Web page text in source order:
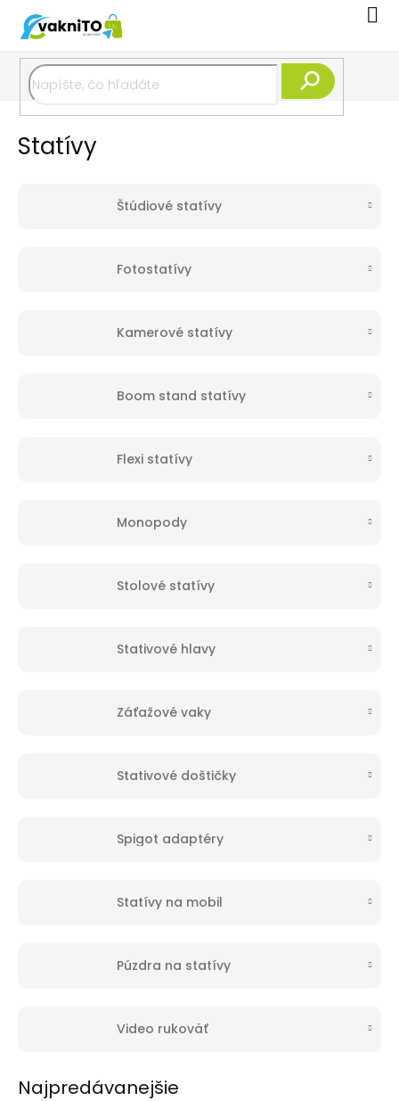
obsah
Statívy
Štúdiové statívy
Fotostatívy
Kamerové statívy
Boom stand statívy
Flexi statívy
Monopody
Stolové statívy
Stativové hlavy
Záťažové vaky
Stativové doštičky
Spigot adaptéry
Statívy na mobil
Púzdra na statívy
Video rukoväť
Najpredávanejšie